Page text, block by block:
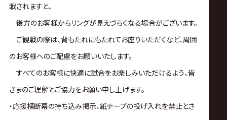
戦されますと、
後方のお客様からリングが見えづらくなる場合がございます。
ご観戦の際は、背もたれにもたれてお座りいただくなど、周囲
のお客様へのご配慮をお願いいたします。
すべてのお客様に快適に試合をお楽しみいただけるよう、皆
さまのご理解とご協力をお願い申し上げます。
・応援横断幕の持ち込み掲示、紙テープの投げ入れを禁止とさ